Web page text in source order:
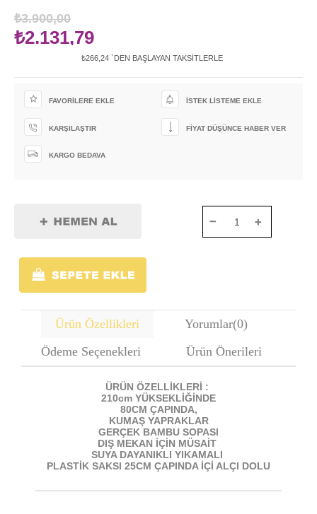
İndirim
₺3.900,00
₺2.131,79
₺266,24 `DEN BAŞLAYAN TAKSITLERLE
FAVORILERE EKLE İSTEK LISTEME EKLE
KARŞILAŞTIR FIYAT DÜŞÜNCE HABER VER
KARGO BEDAVA
Ürün Özellikleri Yorumlar(0)
Ödeme Seçenekleri
Ürün Önerileri
ÜRÜN ÖZELLİKLERİ :
210cm YÜKSEKLİĞİNDE
80CM ÇAPINDA,
KUMAŞ YAPRAKLAR
GERÇEK BAMBU SOPASI
DIŞ MEKAN İÇİN MÜSAİT
SUYA DAYANIKLI YIKAMALI
PLASTİK SAKSI 25CM ÇAPINDA İÇİ ALÇI DOLU